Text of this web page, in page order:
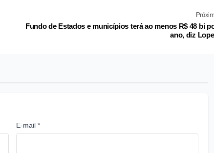
Fundo de Estados e municípios terá ao menos R$ 48 bi
ano, diz
E-mail *